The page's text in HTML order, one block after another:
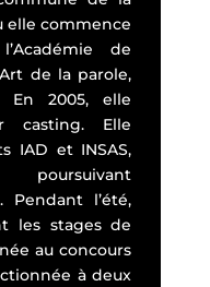
elle commence
de
de la parole,
En 2005, elle
casting. Elle
IAD et INSAS,
Pendant l’été,
les stages de
au concours
à deux